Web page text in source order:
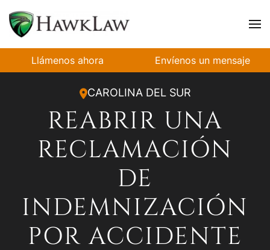
Ir al contenido principal
Llámenos ahora Envíenos un mensaje
CAROLINA DEL SUR
REABRIR UNA
RECLAMACIÓN
DE
INDEMNIZACIÓN
POR ACCIDENTE